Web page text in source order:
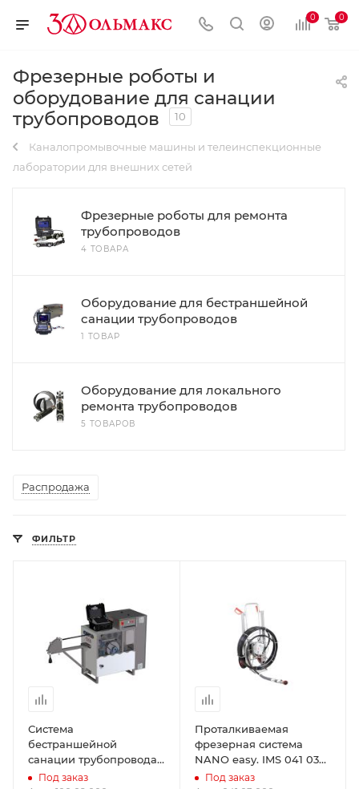
0 0
Фрезерные роботы и
оборудование для санации
трубопроводов
10
Каналопромывочные машины и телеинспекционные
лаборатории для внешних сетей
Фрезерные роботы для ремонта
трубопроводов
4 ТОВАРА
Оборудование для бестраншейной
санации трубопроводов
1 ТОВАР
Оборудование для локального
ремонта трубопроводов
5 ТОВАРОВ
Распродажа
ФИЛЬТР
Система
бестраншейной
санации трубопровода
UV 7800. IMS 100 09 000
Под заказ
Проталкиваемая
фрезерная система
NANO easy. IMS 041 03
000Под заказ